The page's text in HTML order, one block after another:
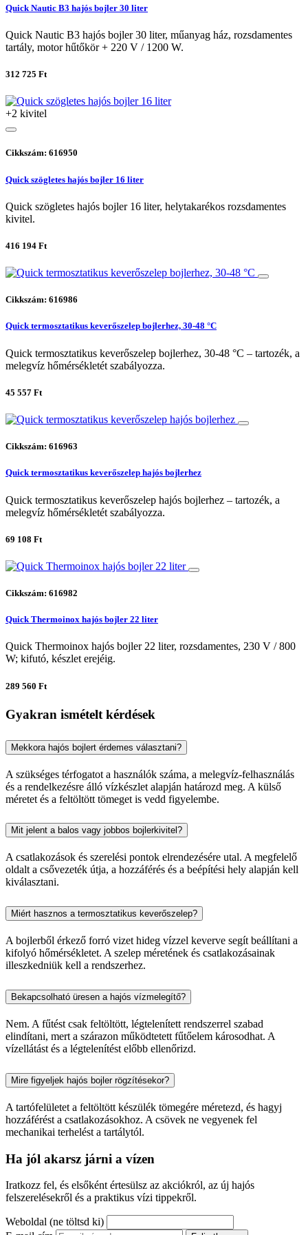
Quick Nautic B3 hajós bojler 30 liter
Quick Nautic B3 hajós bojler 30 liter, műanyag ház, rozsdamentes
tartály, motor hűtőkör + 220 V / 1200 W.
312 725 Ft
+2 kivitel
Cikkszám: 616950
Quick szögletes hajós bojler 16 liter
Quick szögletes hajós bojler 16 liter, helytakarékos rozsdamentes
kivitel.
416 194 Ft
Cikkszám: 616986
Quick termosztatikus keverőszelep bojlerhez, 30-48 °C
Quick termosztatikus keverőszelep bojlerhez, 30-48 °C – tartozék, a
melegvíz hőmérsékletét szabályozza.
45 557 Ft
Cikkszám: 616963
Quick termosztatikus keverőszelep hajós bojlerhez
Quick termosztatikus keverőszelep hajós bojlerhez – tartozék, a
melegvíz hőmérsékletét szabályozza.
69 108 Ft
Cikkszám: 616982
Quick Thermoinox hajós bojler 22 liter
Quick Thermoinox hajós bojler 22 liter, rozsdamentes, 230 V / 800
W; kifutó, készlet erejéig.
289 560 Ft
Gyakran ismételt kérdések
Mekkora hajós bojlert érdemes választani?
A szükséges térfogatot a használók száma, a melegvíz-felhasználás
és a rendelkezésre álló vízkészlet alapján határozd meg. A külső
méretet és a feltöltött tömeget is vedd figyelembe.
Mit jelent a balos vagy jobbos bojlerkivitel?
A csatlakozások és szerelési pontok elrendezésére utal. A megfelelő
oldalt a csővezeték útja, a hozzáférés és a beépítési hely alapján kell
kiválasztani.
Miért hasznos a termosztatikus keverőszelep?
A bojlerből érkező forró vizet hideg vízzel keverve segít beállítani a
kifolyó hőmérsékletet. A szelep méretének és csatlakozásainak
illeszkedniük kell a rendszerhez.
Bekapcsolható üresen a hajós vízmelegítő?
Nem. A fűtést csak feltöltött, légtelenített rendszerrel szabad
elindítani, mert a szárazon működtetett fűtőelem károsodhat. A
vízellátást és a légtelenítést előbb ellenőrizd.
Mire figyeljek hajós bojler rögzítésekor?
A tartófelületet a feltöltött készülék tömegére méretezd, és hagyj
hozzáférést a csatlakozásokhoz. A csövek ne vegyenek fel
mechanikai terhelést a tartálytól.
Ha jól akarsz járni a vízen
Iratkozz fel, és elsőként értesülsz az akciókról, az új hajós
felszerelésekről és a praktikus vízi tippekről.
Weboldal (ne töltsd ki)